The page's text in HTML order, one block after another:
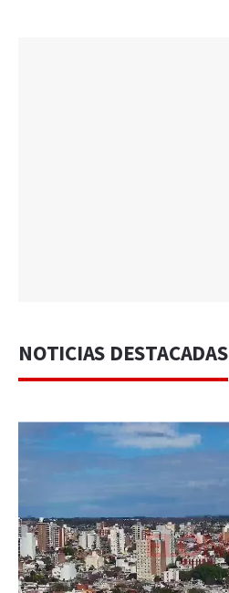
NOTICIAS DESTACADAS